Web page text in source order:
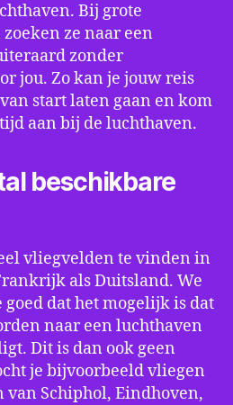
Bij grote
ze naar een
zonder
jou. Zo kan je jouw reis
start laten gaan en kom
aan bij de luchthaven.
beschikbare
vliegvelden te vinden in
als Duitsland. We
dat het mogelijk is dat
naar een luchthaven
Dit is dan ook geen
je bijvoorbeeld vliegen
van Schiphol, Eindhoven,